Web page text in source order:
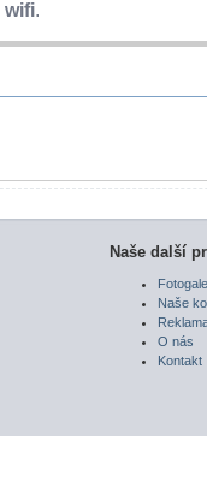
wifi.
Naše další
Naše
O nás
Kontakt